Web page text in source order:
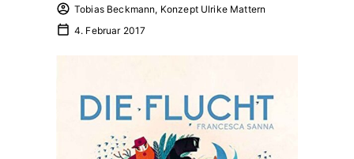
Tobias Beckmann, Konzept Ulrike Mattern
4. Februar 2017